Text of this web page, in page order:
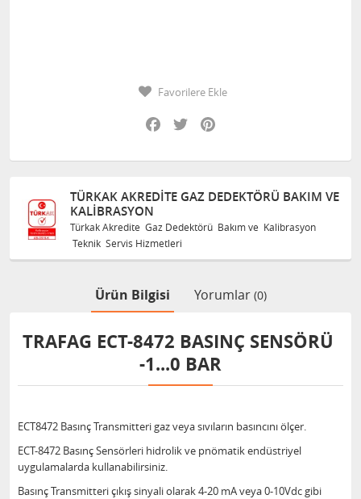
Favorilere Ekle
Facebook
Twitter
TÜRKAK AKREDITE GAZ DEDEKTÖRÜ BAKIM VE
KALIBRASYON
Türkak Akredite Gaz Dedektörü Bakım ve Kalibrasyon
Teknik Servis Hizmetleri
Ürün Bilgisi Yorumlar (0)
TRAFAG ECT-8472 BASINÇ SENSÖRÜ
-1...0 BAR
ECT8472 Basınç Transmitteri gaz veya sıvıların basıncını ölçer.
ECT-8472 Basınç Sensörleri hidrolik ve pnömatik endüstriyel
uygulamalarda kullanabilirsiniz.
Basınç Transmitteri çıkış sinyali olarak 4-20 mA veya 0-10Vdc gibi